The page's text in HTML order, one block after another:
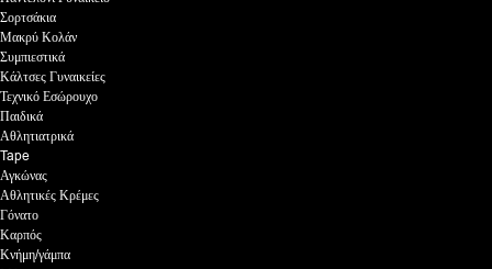
Σορτσάκια
Μακρύ Κολάν
Συμπιεστικά
Κάλτσες Γυναικείες
Τεχνικό Εσώρουχο
Παιδικά
Αθλητιατρικά
Tape
Αγκώνας
Αθλητικές Κρέμες
Γόνατο
Καρπός
Κνήμη/γάμπα